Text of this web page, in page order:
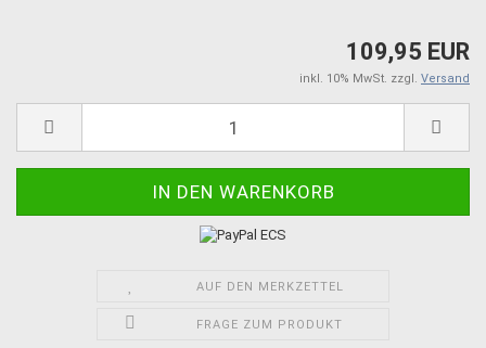
109,95 EUR
inkl. 10% MwSt. zzgl. Versand
AUF DEN MERKZETTEL
FRAGE ZUM PRODUKT